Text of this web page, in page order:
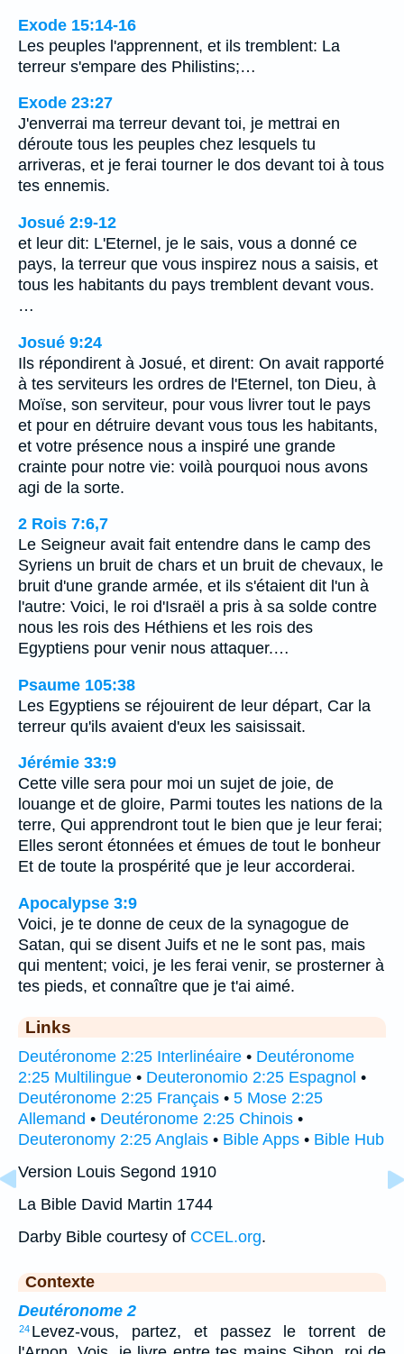
Exode 15:14-16
Les peuples l'apprennent, et ils tremblent: La
terreur s'empare des Philistins;…
Exode 23:27
J'enverrai ma terreur devant toi, je mettrai en
déroute tous les peuples chez lesquels tu
arriveras, et je ferai tourner le dos devant toi à tous
tes ennemis.
Josué 2:9-12
et leur dit: L'Eternel, je le sais, vous a donné ce
pays, la terreur que vous inspirez nous a saisis, et
tous les habitants du pays tremblent devant vous.
…
Josué 9:24
Ils répondirent à Josué, et dirent: On avait rapporté
à tes serviteurs les ordres de l'Eternel, ton Dieu, à
Moïse, son serviteur, pour vous livrer tout le pays
et pour en détruire devant vous tous les habitants,
et votre présence nous a inspiré une grande
crainte pour notre vie: voilà pourquoi nous avons
agi de la sorte.
2 Rois 7:6,7
Le Seigneur avait fait entendre dans le camp des
Syriens un bruit de chars et un bruit de chevaux, le
bruit d'une grande armée, et ils s'étaient dit l'un à
l'autre: Voici, le roi d'Israël a pris à sa solde contre
nous les rois des Héthiens et les rois des
Egyptiens pour venir nous attaquer.…
Psaume 105:38
Les Egyptiens se réjouirent de leur départ, Car la
terreur qu'ils avaient d'eux les saisissait.
Jérémie 33:9
Cette ville sera pour moi un sujet de joie, de
louange et de gloire, Parmi toutes les nations de la
terre, Qui apprendront tout le bien que je leur ferai;
Elles seront étonnées et émues de tout le bonheur
Et de toute la prospérité que je leur accorderai.
Apocalypse 3:9
Voici, je te donne de ceux de la synagogue de
Satan, qui se disent Juifs et ne le sont pas, mais
qui mentent; voici, je les ferai venir, se prosterner à
tes pieds, et connaître que je t'ai aimé.
Links
Deutéronome 2:25 Interlinéaire • Deutéronome
2:25 Multilingue • Deuteronomio 2:25 Espagnol •
Deutéronome 2:25 Français • 5 Mose 2:25
Allemand • Deutéronome 2:25 Chinois •
Deuteronomy 2:25 Anglais • Bible Apps • Bible Hub
Version Louis Segond 1910
La Bible David Martin 1744
Darby Bible courtesy of CCEL.org.
Contexte
Deutéronome 2
24 Levez-vous, partez, et passez le torrent de